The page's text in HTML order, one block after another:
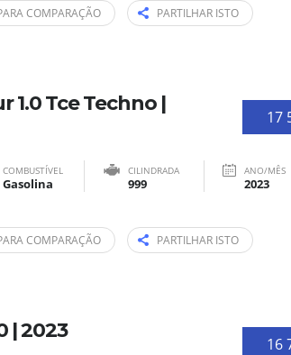
COMPARAÇÃO PARTILHAR ISTO
17
1.0 Tce Techno |
COMBUSTÍVEL
Gasolina
CILINDRADA
999
ANO/MÊS
2023
COMPARAÇÃO PARTILHAR ISTO
16
| 2023